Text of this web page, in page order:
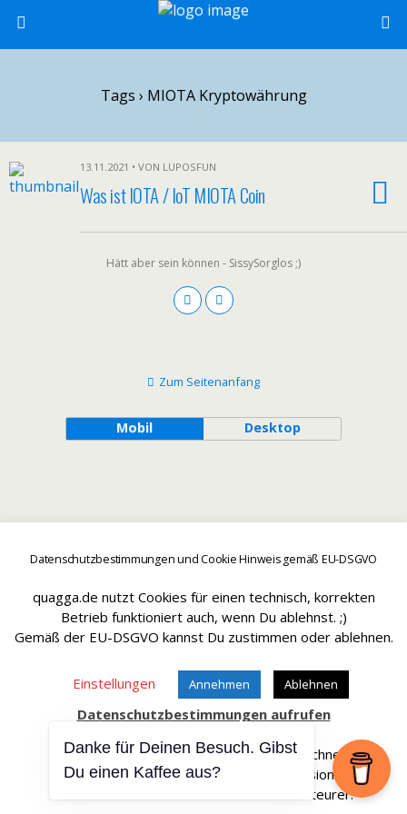
Tags › MIOTA Kryptowährung
13.11.2021 • VON LUPOSFUN
Was ist IOTA / IoT MIOTA Coin
Hätt aber sein können - SissySorglos ;)
Datenschutzbestimmungen und Cookie Hinweis gemäß EU-DSGVO
quagga.de nutzt Cookies für einen technisch, korrekten
Betrieb funktioniert auch, wenn Du ablehnst. ;)
Gemäß der EU-DSGVO kannst Du zustimmen oder ablehnen.
Einstellungen Annehmen Ablehnen
Datenschutzbestimmungen aufrufen
Affiliate Links sind mit einem * gekennteichnet.
Wir erhalten bei einem Kauf eine Provision.
Die Artikel werden für Dich dadurch nicht teurer.
Zum Seitenanfang
Mobil Desktop
Danke für Deinen Besuch. Gibst
Du einen Kaffee aus?